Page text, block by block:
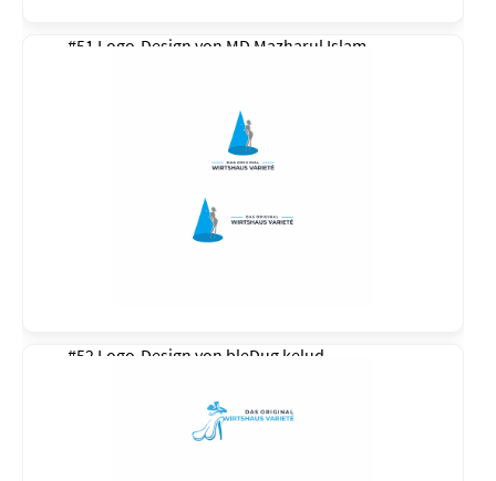
#51 Logo-Design von MD Mazharul Islam
#52 Logo-Design von bleDug kelud